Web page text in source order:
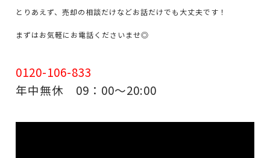
とりあえず、売却の相談だけなどお話だけでも大丈夫です！
まずはお気軽にお電話くださいませ◎
0120-106-833
年中無休 09：00～20:00